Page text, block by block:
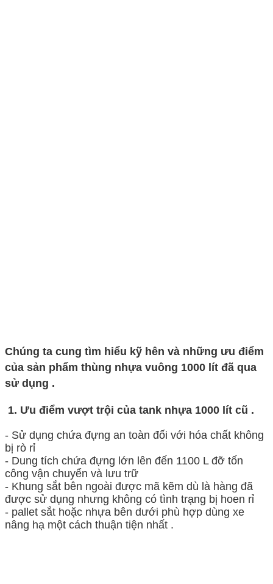
Chúng ta cung tìm hiểu kỹ hên và những ưu điểm
của sản phẩm thùng nhựa vuông 1000 lít đã qua
sử dụng .
1. Ưu điểm vượt trội của tank nhựa 1000 lít cũ .
- Sử dụng chứa đựng an toàn đối với hóa chất không
bị rò rỉ
- Dung tích chứa đựng lớn lên đến 1100 L đỡ tốn
công vận chuyển và lưu trữ
- Khung sắt bên ngoài được mã kẽm dù là hàng đã
được sử dụng nhưng không có tình trạng bị hoen rỉ
- pallet sắt hoặc nhựa bên dưới phù hợp dùng xe
nâng hạ một cách thuận tiện nhất .